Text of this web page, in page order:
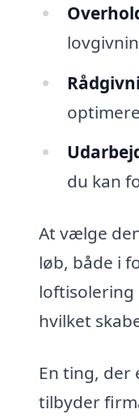
du kan
At vælge
løb, både i
loftisolering
hvilket
En ting, der
tilbyder